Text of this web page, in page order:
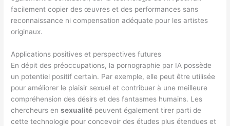
facilement copier des œuvres et des performances sans
reconnaissance ni compensation adéquate pour les artistes
originaux.
Applications positives et perspectives futures
En dépit des préoccupations, la pornographie par IA possède
un potentiel positif certain. Par exemple, elle peut être utilisée
pour améliorer le plaisir sexuel et contribuer à une meilleure
compréhension des désirs et des fantasmes humains. Les
chercheurs ensexualité peuvent également tirer parti de
cette technologie pour concevoir des études plus étendues et